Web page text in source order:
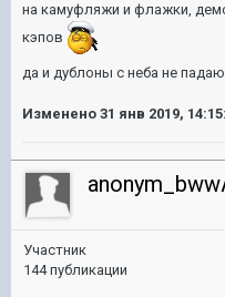
на камуфляжи и флажки,
кэпов
да и дублоны с неба не
Изменено 31 янв 2019,
Участник
144 публикации